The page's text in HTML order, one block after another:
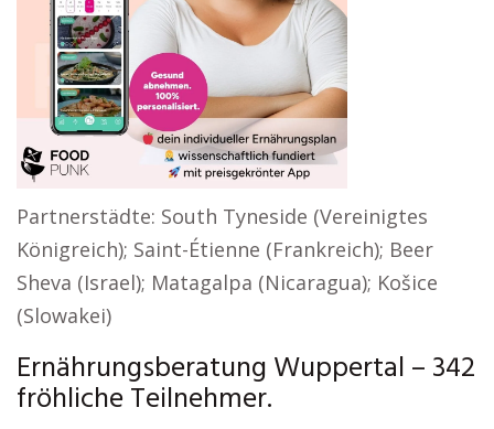
Partnerstädte: South Tyneside (Vereinigtes
Königreich); Saint-Étienne (Frankreich); Beer
Sheva (Israel); Matagalpa (Nicaragua); Košice
(Slowakei)
Ernährungsberatung Wuppertal – 342
fröhliche Teilnehmer.